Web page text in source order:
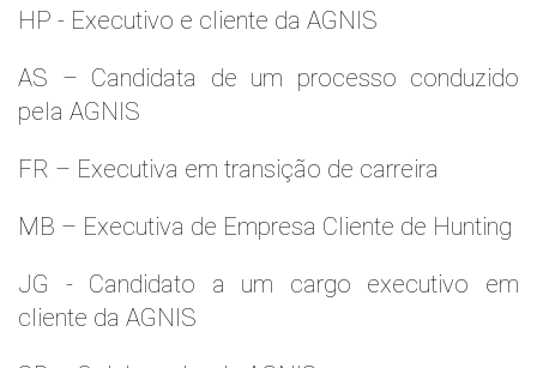
HP - Executivo e cliente da AGNIS
AS – Candidata de um processo conduzido
pela AGNIS
FR – Executiva em transição de carreira
MB – Executiva de Empresa Cliente de Hunting
JG - Candidato a um cargo executivo em
cliente da AGNIS